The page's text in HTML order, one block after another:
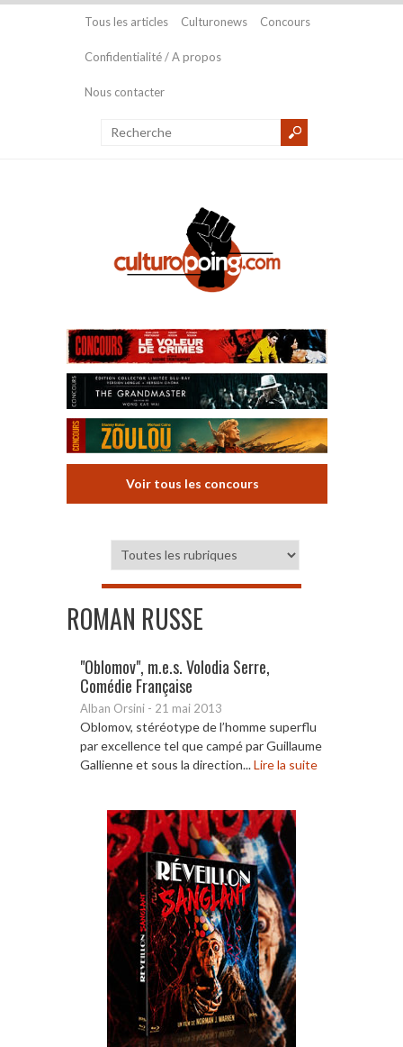
Tous les articles Culturonews Concours
Confidentialité / A propos
Nous contacter
Voir tous les concours
ROMAN RUSSE
"Oblomov", m.e.s. Volodia Serre,
Comédie Française
Alban Orsini - 21 mai 2013
Oblomov, stéréotype de l’homme superflu
par excellence tel que campé par Guillaume
Gallienne et sous la direction...Lire la suite